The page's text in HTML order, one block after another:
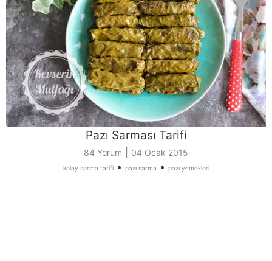
Pazı Sarması Tarifi
84 Yorum 04 Ocak 2015
kolay sarma tarifi• pazı sarma • pazı yemekleri